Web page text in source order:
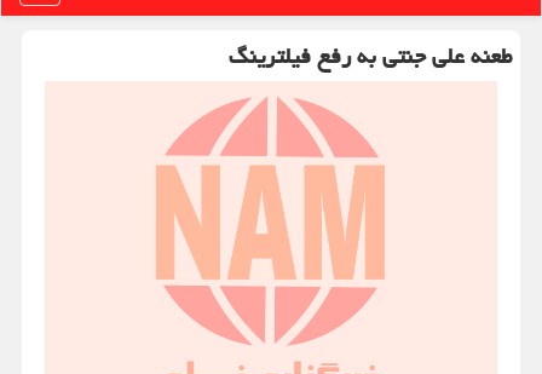
طعنه علی جنتی به رفع فیلترینگ